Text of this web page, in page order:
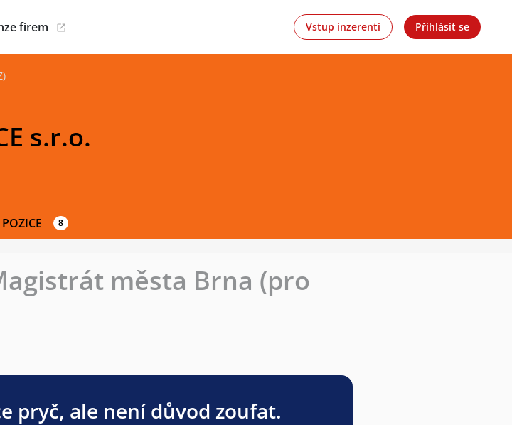
firem Vstup inzerenti Přihlásit se
s.r.o.
8
města Brna (pro
pryč, ale není důvod zoufat.